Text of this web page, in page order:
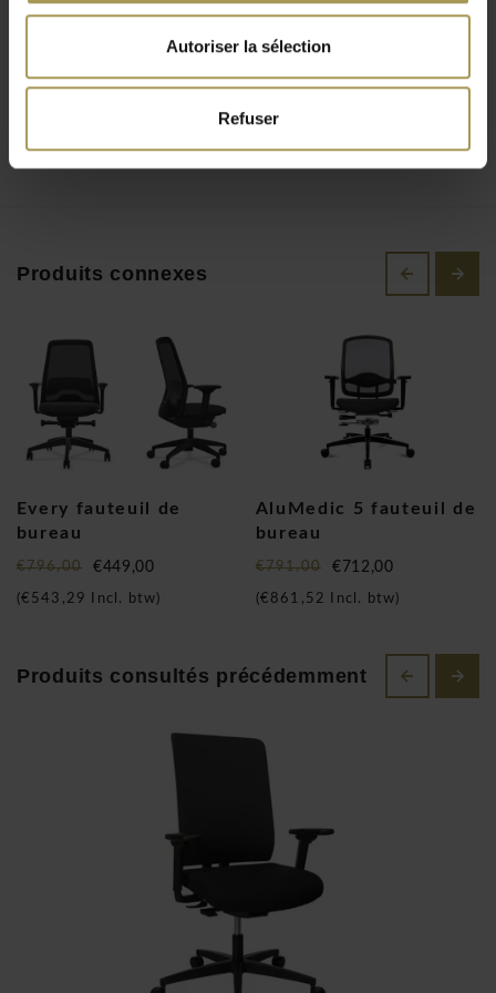
Autoriser la sélection
Refuser
testés dans des conditions d'utilisation continue. L'assise est
manchettes softpad souples. En option vous pouvez obtenir
un piètement en aluminium poli, des roulettes pour sol dur,
soutien lombaire, composants en plastique blanc et un
appui-tête. Les chaises ergonomiques Wagner fournissent
Brand New Office est distributeur principal de la marque
possibles sur demande. Vous ne trouvez pas ce que vous
cherchez? Contactez nos conseillers professionnels pour plus
d'informations.
La nouvelle génération de l'articulation brevetée Dondola®
Wagner wellness chaise de bureaus sont arrivées! Désormais
complètement invisible, elle permet de dissocier la partie
supérieure du siège de bureau de la connexion fixe à la
partie inférieure. La mobilité tridimensionnelle de l'assise
empêche une posture fixe pendant des heures et favorise
une assise dynamique en permanence, l'activation des
muscles et le mouvement, de façon similaire au ballon de
gymnastique. Les fauteuils de bureaus Wagner sont le plus
sain qui n'ait jamais existé!" Wagner redéfinit l'assise ! Grâce
au mouvement unique de l'articulation Dondola®, les
Produits connexes
Every fauteuil de
bureau
€796,00 €449,00
(€543,29 Incl. btw)
AluMedic 5 fauteuil de
bureau
€791,00 €712,00
(€861,52 Incl. btw)
Produits consultés précédemment